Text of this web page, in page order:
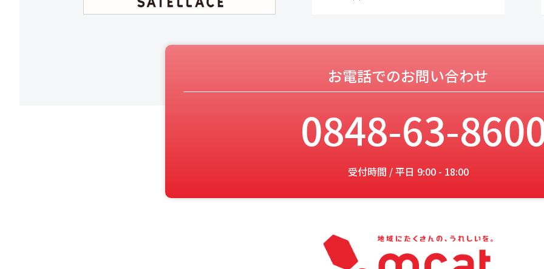
お電話でのお問い合わせ
0848-63-
受付時間 / 平日 9:00 - 18:00